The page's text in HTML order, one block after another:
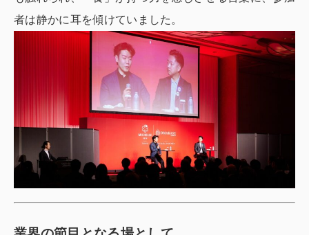
者は静かに耳を傾けていました。